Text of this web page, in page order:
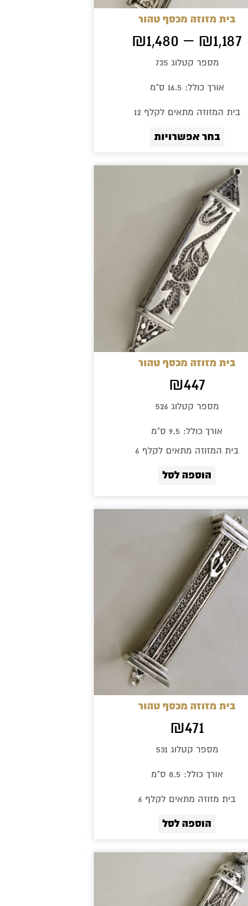
בית מזוזה מכסף טהור
₪1,187
–
₪1,480
מספר קטלוג 735
אורך כולל: 16.5 ס"מ
בית המזוזה מתאים לקלף 12
בחר אפשרויות
בעמוד
המוצר
בית מזוזה מכסף טהור
₪447
מספר קטלוג 526
אורך כולל: 9.5 ס"מ
בית המזוזה מתאים לקלף 6
הוספה לסל
בית מזוזה מכסף טהור
₪471
מספר קטלוג 531
אורך כולל: 8.5 ס"מ
בית מזוזה מתאים לקלף 6
הוספה לסל